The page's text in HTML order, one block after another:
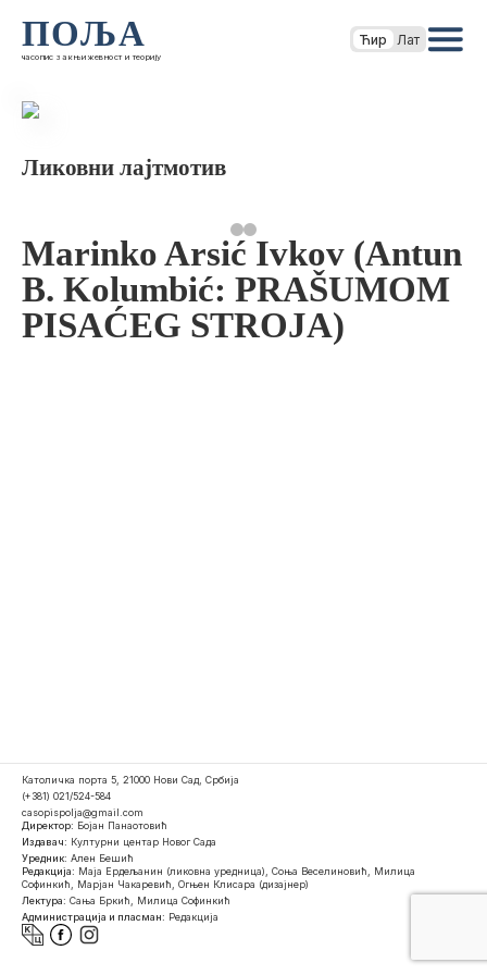
ПОЉА
часопис за књижевност и теорију
Ћир Лат
Ликовни лајтмотив
Marinko Arsić Ivkov (Antun
B. Kolumbić: PRAŠUMOM
PISAĆEG STROJA)
Католичка порта 5, 21000 Нови Сад, Србија
(+381) 021/524-584
casopispolja@gmail.com
Директор: Бојан Панаотовић
Издавач: Културни центар Новог Сада
Уредник: Ален Бешић
Редакција: Маја Ердељанин (ликовна уредница), Соња Веселиновић, Милица
Софинкић, Марјан Чакаревић, Огњен Клисара (дизајнер)
Лектура: Сања Бркић, Милица Софинкић
Администрација и пласман: Редакција